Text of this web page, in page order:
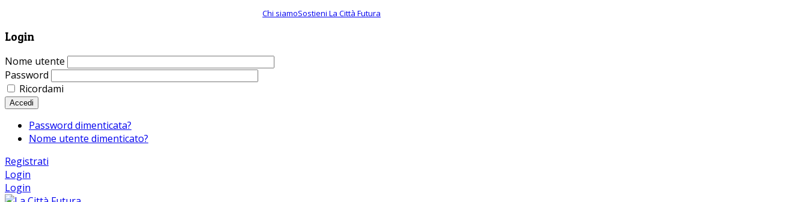
Chi siamoSostieni La Città Futura
Login
Nome utente
Password
Ricordami
Accedi
Password dimenticata?
Nome utente dimenticato?
Registrati
Login
Login